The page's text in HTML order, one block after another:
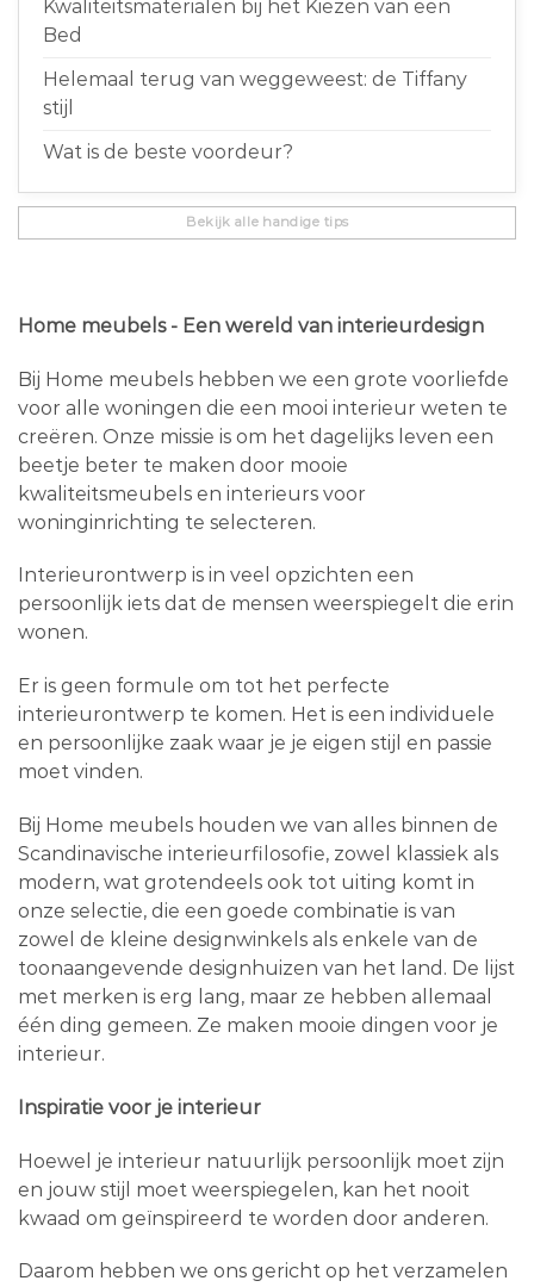
Kwaliteitsmaterialen bij het Kiezen van een
Bed
Helemaal terug van weggeweest: de Tiffany
stijl
Wat is de beste voordeur?
Bekijk alle handige tips
Home meubels - Een wereld van interieurdesign
Bij Home meubels hebben we een grote voorliefde
voor alle woningen die een mooi interieur weten te
creëren. Onze missie is om het dagelijks leven een
beetje beter te maken door mooie
kwaliteitsmeubels en interieurs voor
woninginrichting te selecteren.
Interieurontwerp is in veel opzichten een
persoonlijk iets dat de mensen weerspiegelt die erin
wonen.
Er is geen formule om tot het perfecte
interieurontwerp te komen. Het is een individuele
en persoonlijke zaak waar je je eigen stijl en passie
moet vinden.
Bij Home meubels houden we van alles binnen de
Scandinavische interieurfilosofie, zowel klassiek als
modern, wat grotendeels ook tot uiting komt in
onze selectie, die een goede combinatie is van
zowel de kleine designwinkels als enkele van de
toonaangevende designhuizen van het land. De lijst
met merken is erg lang, maar ze hebben allemaal
één ding gemeen. Ze maken mooie dingen voor je
interieur.
Inspiratie voor je interieur
Hoewel je interieur natuurlijk persoonlijk moet zijn
en jouw stijl moet weerspiegelen, kan het nooit
kwaad om geïnspireerd te worden door anderen.
Daarom hebben we ons gericht op het verzamelen